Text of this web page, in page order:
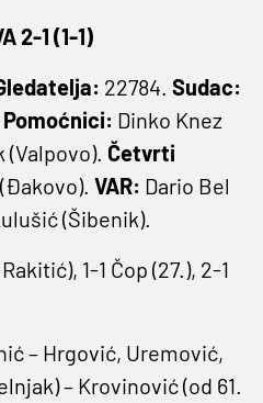
2-1 (1-1)
22784. Sudac:
Pomoćnici: Dinko Knez
(Valpovo). Četvrti
VAR: Dario Bel
(Šibenik).
1-1 Čop (27.), 2-1
– Hrgović, Uremović,
– Krovinović (od 61.